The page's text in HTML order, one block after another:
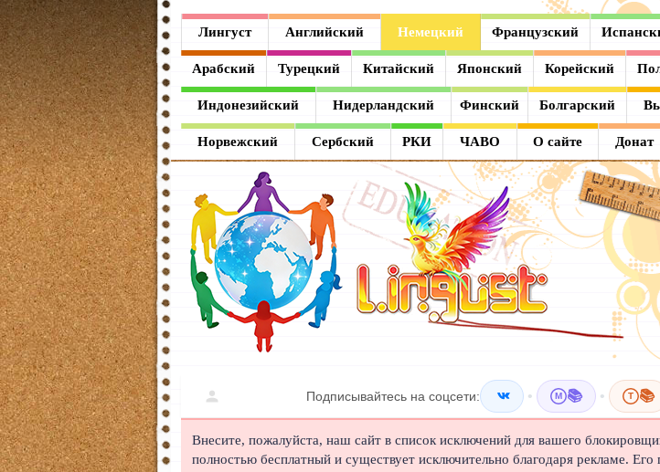
Лингуст Английский Немецкий Французский
Арабский Турецкий Китайский Японский Корейский
Индонезийский Нидерландский Финский Болгарский
Норвежский Сербский РКИ ЧАВО О сайте Донат
Подписывайтесь на соцсети: • M 📚 • T 📚
Внесите, пожалуйста, наш сайт в список исключений для вашего
полностью бесплатный и существует исключительно благодаря рекламе.
Лингуст
Английский
Немецкий
Французский
Испанский
Итальянский
Латинский
Греческий
Арабский
Турецкий
Китайский
Японский